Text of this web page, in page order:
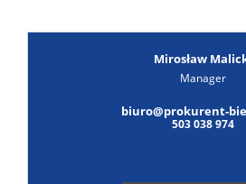
Mirosław
Manager
biuro@prokurent-
503 038 974